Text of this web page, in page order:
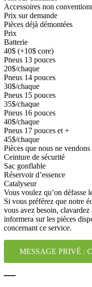
Accessoires non
Prix sur demande
Pièces déjà démontées
Prix
Batterie
40$ (+10$ core)
Pneus 13 pouces
20$/chaque
Pneus 14 pouces
30$/chaque
Pneus 15 pouces
35$/chaque
Pneus 16 pouces
40$/chaque
Pneus 17 pouces et +
45$/chaque
Pièces que nous ne vendons
Ceinture de sécurité
Sac gonflable
Réservoir d’essence
Catalyseur
Vous voulez qu’on défasse
Si vous préférez que notre
vous avez besoin,
informera sur les pièces
concernant ce service.
MESSAGE PRIVÉ :
—